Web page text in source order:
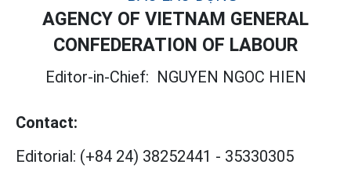
AGENCY OF VIETNAM GENERAL
CONFEDERATION OF LABOUR
Editor-in-Chief: NGUYEN NGOC HIEN
Contact:
Editorial: (+84 24) 38252441 - 35330305